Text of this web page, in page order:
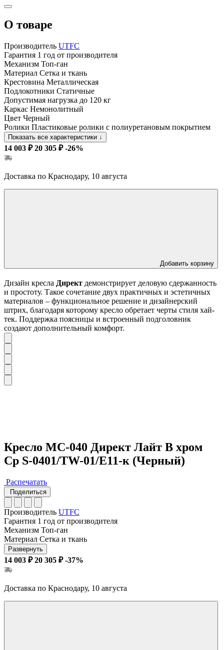
О товаре
Производитель UTFC
Гарантия 1 год от производителя
Механизм Топ-ган
Материал Сетка и ткань
Крестовина Металлическая
Подлокотники Статичные
Допустимая нагрузка до 120 кг
Каркас Немонолитный
Цвет Черный
Ролики Пластиковые ролики с полиуретановым покрытием
Показать все характеристики ↓
14 003 ₽ 20 305 ₽ -26%
Доставка по Краснодару, 10 августа
Добавить корзину
Дизайн кресла Директ демонстрирует деловую сдержанность
и простоту. Такое сочетание двух практичных и эстетичных
материалов – функциональное решение и дизайнерский
штрих, благодаря которому кресло обретает черты стиля хай-
тек. Поддержка поясницы и встроенный подголовник
создают дополнительный комфорт.
Кресло МС-040 Директ Лайт В хром
Cp S-0401/TW-01/Е11-к (Черный)
Распечатать
Поделиться
Производитель UTFC
Гарантия 1 год от производителя
Механизм Топ-ган
Материал Сетка и ткань
Развернуть
14 003 ₽ 20 305 ₽ -37%
Доставка по Краснодару, 10 августа